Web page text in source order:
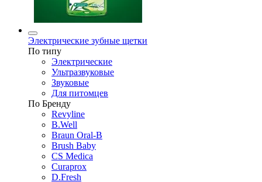
Электрические зубные щетки
По типу
Электрические
Ультразвуковые
Звуковые
Для питомцев
По Бренду
Revyline
B.Well
Braun Oral-B
Brush Baby
CS Medica
Curaprox
D.Fresh